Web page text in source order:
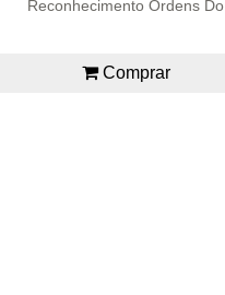
Reconhecimento Ordens Do
Comprar